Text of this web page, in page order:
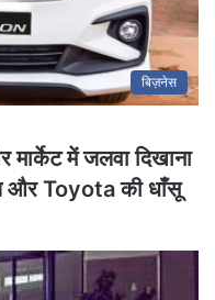
बिज़नेस
में जलवा दिखाना
और Toyota की धाँसू